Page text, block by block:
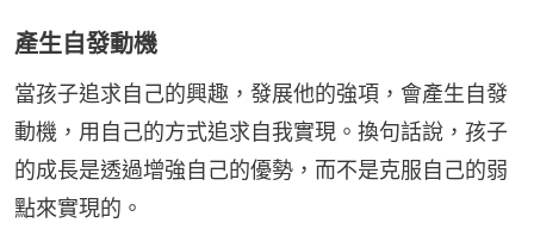
產生自發動機
當孩子追求自己的興趣，發展他的強項，會產生自發
動機，用自己的方式追求自我實現。換句話說，孩子
的成長是透過增強自己的優勢，而不是克服自己的弱
點來實現的。